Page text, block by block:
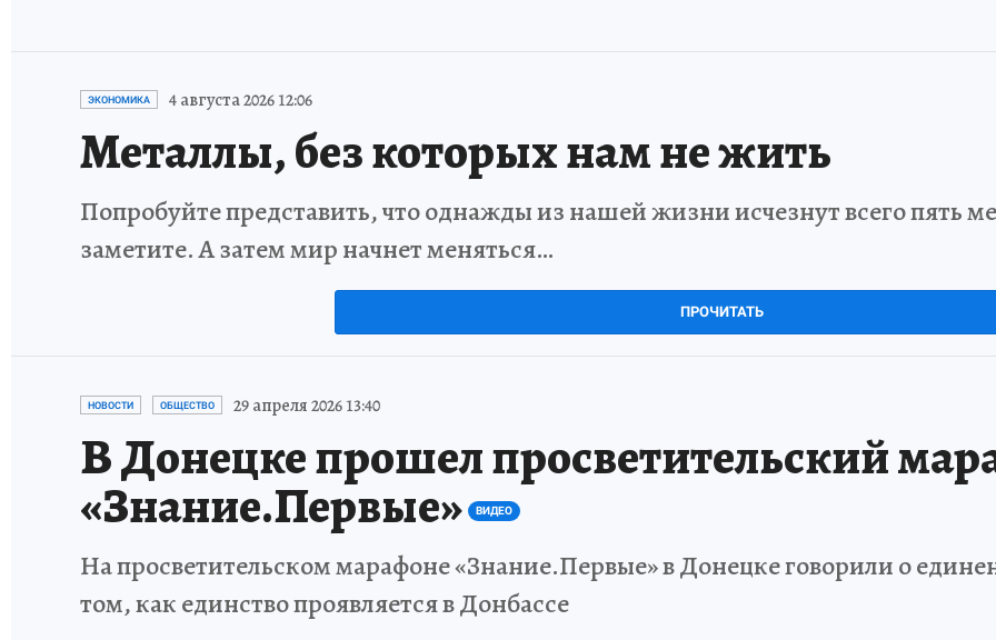
ЭКОНОМИКА 4 августа 2026 12:06
Металлы, без которых нам не жить
Попробуйте представить, что однажды из нашей жизни исчезнут всего пять
заметите. А затем мир начнет меняться…
ПРОЧИТАТЬ
НОВОСТИ ОБЩЕСТВО 29 апреля 2026 13:40
В Донецке прошел просветительский
«Знание.Первые» ВИДЕО
На просветительском марафоне «Знание.Первые» в Донецке говорили о
том, как единство проявляется в Донбассе